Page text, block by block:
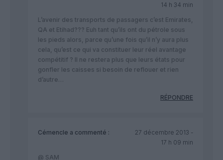
14 h 34 min
L’avenir des transports de passagers c’est Emirates,
QA et Etihad??? Euh tant qu’ils ont du pétrole sous
les pieds alors, parce qu’une fois qu’il n’y aura plus
cela, qu’est ce qui va constituer leur réel avantage
compétitif ? Il ne restera plus que leurs états pour
gonfler les caisses si besoin de reflouer et rien
d’autre…
RÉPONDRE
Cémencle a commenté :
27 décembre 2013 -
17 h 09 min
@ SAM